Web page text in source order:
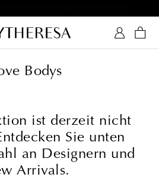
Bodys
ist derzeit nicht
Sie unten
an Designern und
Arrivals.